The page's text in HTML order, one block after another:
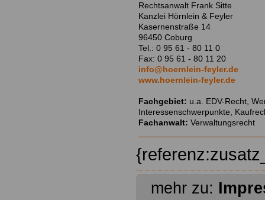
Rechtsanwalt Frank Sitte
Kanzlei Hörnlein & Feyler
Kasernenstraße 14
96450 Coburg
Tel.: 0 95 61 - 80 11 0
Fax: 0 95 61 - 80 11 20
info@hoernlein-feyler.de
www.hoernlein-feyler.de
Fachgebiet: u.a. EDV-Recht,
Interessenschwerpunkte,
Fachanwalt: Verwaltungsrecht
mehr zu: